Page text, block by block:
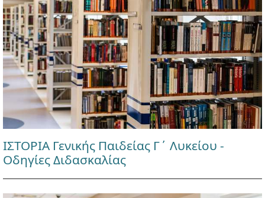
ΙΣΤΟΡΙΑ Γενικής Παιδείας Γ΄ Λυκείου -
Οδηγίες Διδασκαλίας